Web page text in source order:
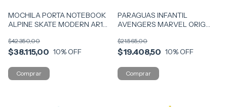
MOCHILA PORTA NOTEBOOK
ALPINE SKATE MODERN AR1
$38.115,00
$42.350,00
10% OFF
PARAGUAS INFANTIL
AVENGERS MARVEL ORIG
$19.408,50
$21.565,00
10% OFF